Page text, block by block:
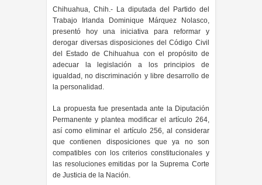
Chihuahua, Chih.- La diputada del Partido del
Trabajo Irlanda Dominique Márquez Nolasco,
presentó hoy una iniciativa para reformar y
derogar diversas disposiciones del Código Civil
del Estado de Chihuahua con el propósito de
adecuar la legislación a los principios de
igualdad, no discriminación y libre desarrollo de
la personalidad.
La propuesta fue presentada ante la Diputación
Permanente y plantea modificar el artículo 264,
así como eliminar el artículo 256, al considerar
que contienen disposiciones que ya no son
compatibles con los criterios constitucionales y
las resoluciones emitidas por la Suprema Corte
de Justicia de la Nación.